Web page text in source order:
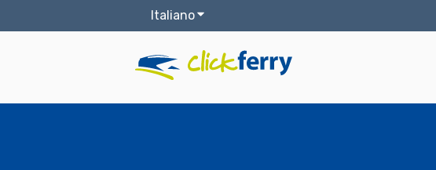
ItalianoMostra sottomenu per le traduzioni